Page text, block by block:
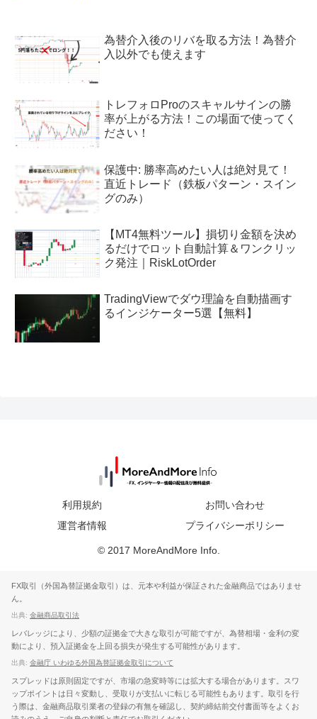
為替介入後のリバを取る方法！為替介
入以外でも使えます
トレフォロProのスキャルサインの勝
率が上がる方法！この場面で使ってく
ださい！
保護中: 勝率高めたい人は絶対見て！
直近トレード（鉄板パターン・スイン
グのみ）
【MT4無料ツール】損切り金額を決め
るだけでロット自動計算＆ワンクリッ
ク発注｜RiskLotOrder
TradingViewでダウ理論を自動描画す
るインジケーター5選【無料】
利用規約
お問い合わせ
運営者情報
プライバシーポリシー
© 2017 MoreAndMore Info.
FX取引（外国為替証拠金取引）は、元本や利益が保証された金融商品ではありませ
ん。
出典: 金融商品取引法
レバレッジにより、少額の証拠金で大きな取引が可能ですが、為替相場・金利の変
動により、預入証拠金を上回る損失が発生する可能性があります。
出典: 金融庁 いわゆる外国為替証拠金取引について
スプレッドは原則固定ですが、市場の急変時等には拡大する場合があります。スワ
ップポイントは日々変動し、受取りが支払いに転じる可能性もあります。取引を行
う際は、金融商品取引業者の登録の有無を確認し、契約締結前交付書面等をよくお